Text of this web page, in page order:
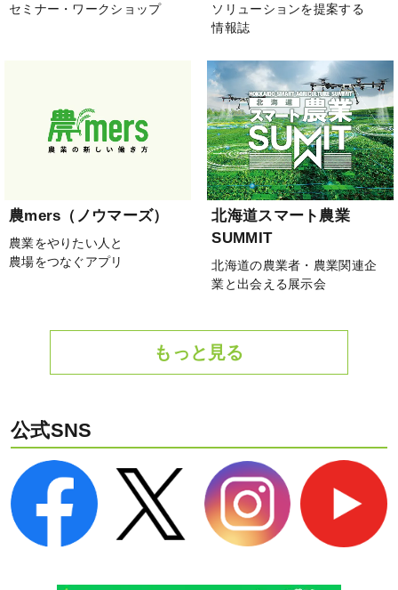
セミナー・ワークショップ
ソリューションを提案する
情報誌
農mers（ノウマーズ）
農業をやりたい人と
農場をつなぐアプリ
北海道スマート農業
SUMMIT
北海道の農業者・農業関連企
業と出会える展示会
もっと見る
公式SNS